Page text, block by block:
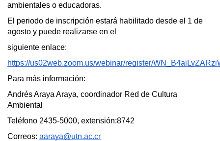
ambientales o educadoras.
El periodo de inscripción estará habilitado desde el 1 de
agosto y puede realizarse en el
siguiente enlace:
https://us02web.zoom.us/webinar/register/
Para más información:
Andrés Araya Araya, coordinador Red de Cultura
Ambiental
Teléfono 2435-5000, extensión:8742
Correos: aaraya@utn.ac.cr